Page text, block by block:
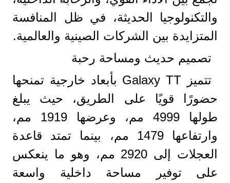
والتكنولوجيا الحديثة، في ظل المنافسة
المتزايدة بين الشركات الصينية والعالمية.
تصميم حديث ومساحة رحبة
تتميز Galaxy TT بأبعاد خارجية تمنحها
حضورًا قويًا على الطريق، حيث يبلغ
طولها 4999 مم، وعرضها 1919 مم،
وارتفاعها 1479 مم، بينما تمتد قاعدة
العجلات إلى 2920 مم، وهو ما ينعكس
على توفير مساحة داخلية واسعة